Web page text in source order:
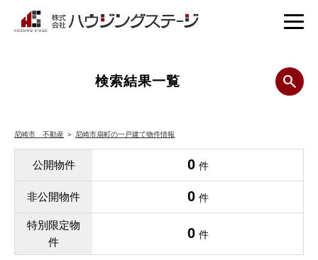
検索結果一覧
尼崎市 不動産 ＞ 尼崎市扇町の一戸建て物件情報
公開物件 0 件
非公開物件 0 件
特別限定物
件
0 件